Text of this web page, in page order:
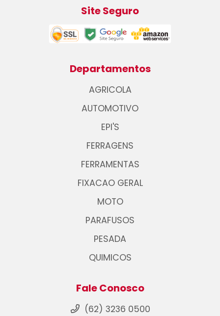
Site Seguro
Departamentos
AGRICOLA
AUTOMOTIVO
EPI'S
FERRAGENS
FERRAMENTAS
FIXACAO GERAL
MOTO
PARAFUSOS
PESADA
QUIMICOS
Fale Conosco
(62) 3236 0500